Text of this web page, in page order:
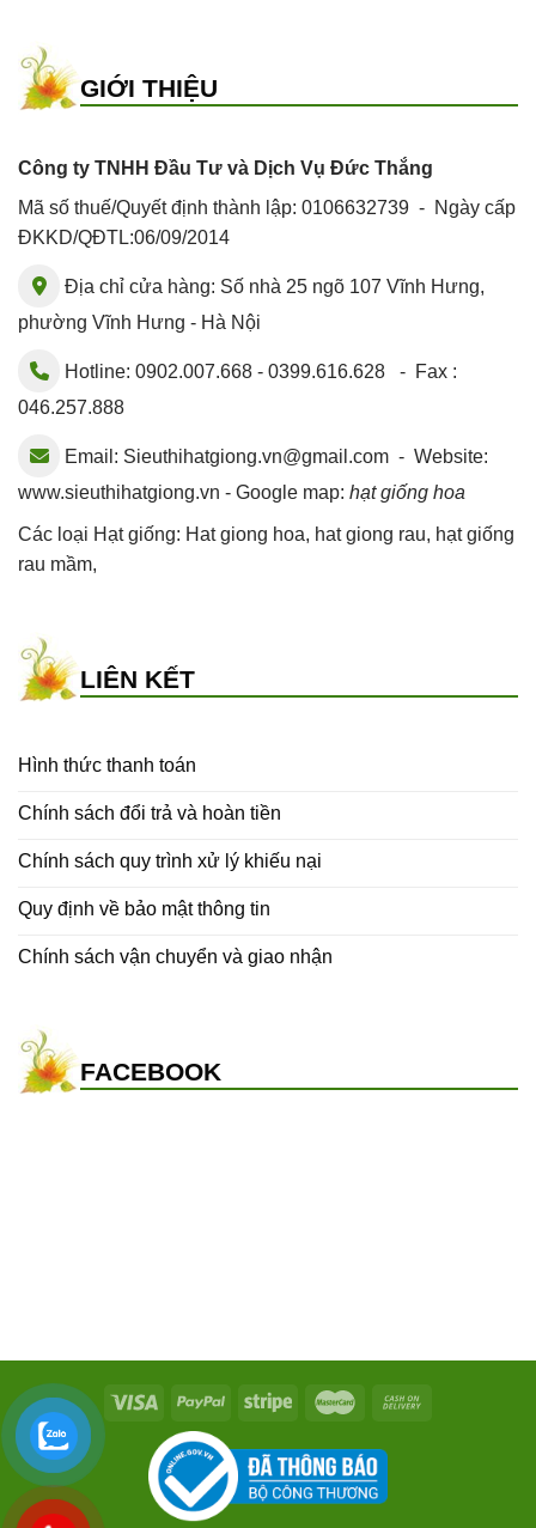
GIỚI THIỆU
Công ty TNHH Đầu Tư và Dịch Vụ Đức Thắng
Mã số thuế/Quyết định thành lập: 0106632739 - Ngày cấp
ĐKKD/QĐTL:06/09/2014
Địa chỉ cửa hàng: Số nhà 25 ngõ 107 Vĩnh Hưng,
phường Vĩnh Hưng - Hà Nội
Hotline: 0902.007.668 - 0399.616.628 - Fax :
046.257.888
Email: Sieuthihatgiong.vn@gmail.com - Website:
www.sieuthihatgiong.vn - Google map: hạt giống hoa
Các loại Hạt giống: Hat giong hoa, hat giong rau, hạt giống
rau mầm,
LIÊN KẾT
Hình thức thanh toán
Chính sách đổi trả và hoàn tiền
Chính sách quy trình xử lý khiếu nại
Quy định về bảo mật thông tin
Chính sách vận chuyển và giao nhận
FACEBOOK